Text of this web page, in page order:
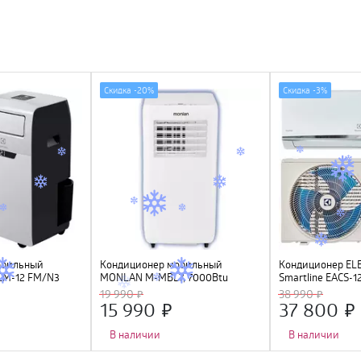
12 FM/N3
Кондиционер мобильный
MONLAN M-MBL7, 7000Btu
19 990
15 990
В наличии
Скидка -20%
Кондиционер
Smartline EACS-
38 990
37 800
В наличии
Скидка -3%